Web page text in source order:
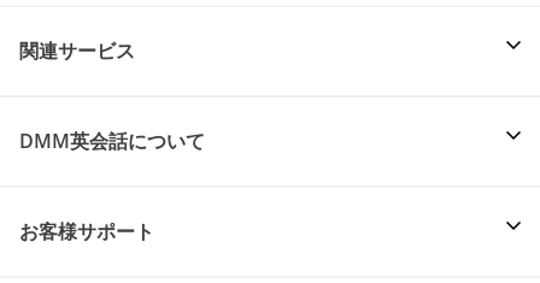
関連サービス
DMM英会話について
お客様サポート